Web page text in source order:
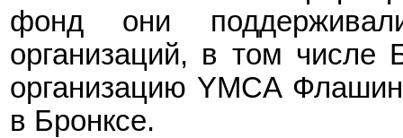
фонд они
организаций, в том числе
организацию YMCA
в Бронксе.